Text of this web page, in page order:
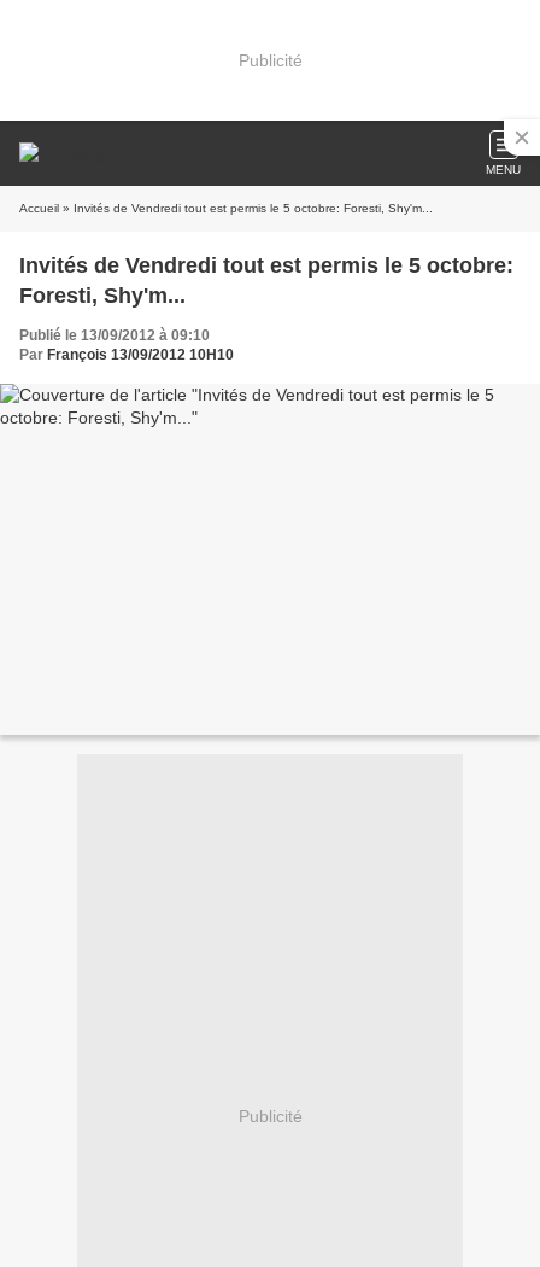
Publicité
MENU
Accueil » Invités de Vendredi tout est permis le 5 octobre: Foresti, Shy'm...
Invités de Vendredi tout est permis le 5 octobre:
Foresti, Shy'm...
Publié le 13/09/2012 à 09:10
Par François 13/09/2012 10H10
Publicité